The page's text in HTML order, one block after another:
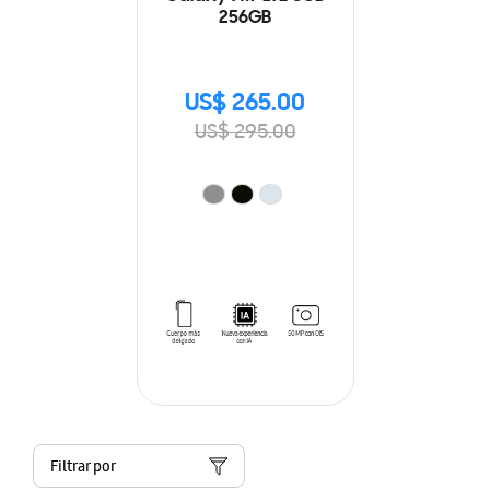
256GB
US$ 265.00
US$ 295.00
Filtrar por